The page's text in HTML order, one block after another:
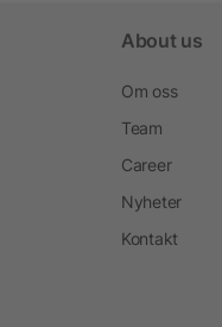
About us
Om oss
Team
Career
Nyheter
Kontakt